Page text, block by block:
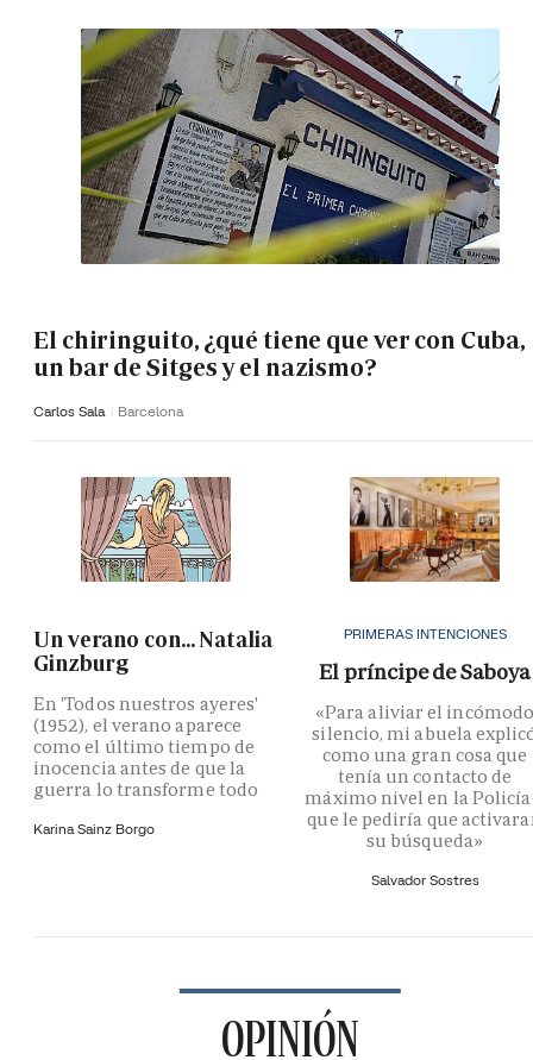
El chiringuito, ¿qué tiene que ver con Cuba,
un bar de Sitges y el nazismo?
Carlos Sala Barcelona
Un verano con... Natalia
Ginzburg
En 'Todos nuestros ayeres'
(1952), el verano aparece
como el último tiempo de
inocencia antes de que la
guerra lo transforme todo
Karina Sainz Borgo
PRIMERAS INTENCIONES
El príncipe de Saboya
«Para aliviar el incómodo
silencio, mi abuela
como una gran cosa que
tenía un contacto de
máximo nivel en la
que le pediría que
su búsqueda»
Salvador Sostres
OPINIÓN